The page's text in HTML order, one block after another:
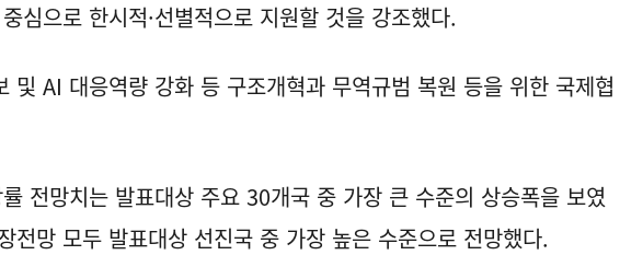
심으로 한시적·선별적으로 지원할 것을 강조했다.
및 AI 대응역량 강화 등 구조개혁과 무역규범 복원 등을 위한 국제협
전망치는 발표대상 주요 30개국 중 가장 큰 수준의 상승폭을 보였
전망 모두 발표대상 선진국 중 가장 높은 수준으로 전망했다.